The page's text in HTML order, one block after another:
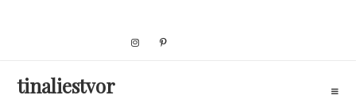
tinaliestvor